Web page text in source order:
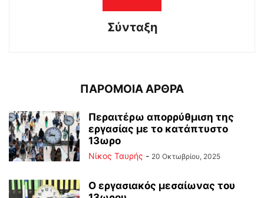
Σύνταξη
ΠΑΡΟΜΟΙΑ ΑΡΘΡΑ
Περαιτέρω απορρύθμιση της
εργασίας με το κατάπτυστο
13ωρο
Νίκος Ταυρής - 20 Οκτωβρίου, 2025
Ο εργασιακός μεσαίωνας του